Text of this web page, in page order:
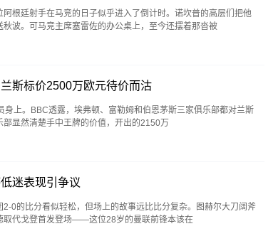
根廷射手在马竞的日子似乎进入了倒计时。诺坎普的高层们把他
波。可马竞主席塞雷佐的办公桌上，至今还摆着那沓被
斯标价2500万欧元待价而沽
上。BBC透露，埃弗顿、富勒姆和伯恩茅斯三家俱乐部都对兰斯
显然清楚手中王牌的价值，开出的2150万
迷表现引争议
0的比分看似轻松，但场上的故事远比比分复杂。图赫尔大刀阔斧
取代戈登首发登场——这位28岁的曼联前锋本该在